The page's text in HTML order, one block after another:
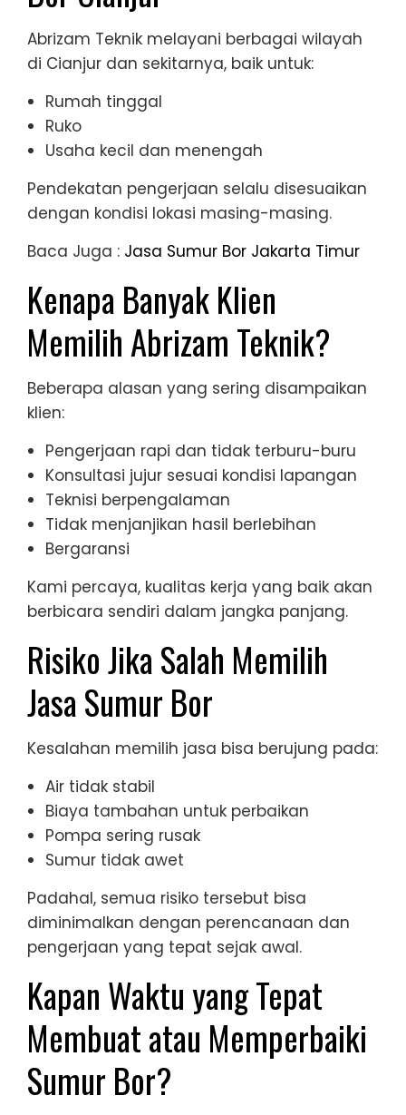
Abrizam Teknik melayani berbagai wilayah
di Cianjur dan sekitarnya, baik untuk:
Rumah tinggal
Ruko
Usaha kecil dan menengah
Pendekatan pengerjaan selalu disesuaikan
dengan kondisi lokasi masing-masing.
Baca Juga : Jasa Sumur Bor Jakarta Timur
Kenapa Banyak Klien
Memilih Abrizam Teknik?
Beberapa alasan yang sering disampaikan
klien:
Pengerjaan rapi dan tidak terburu-buru
Konsultasi jujur sesuai kondisi lapangan
Teknisi berpengalaman
Tidak menjanjikan hasil berlebihan
Bergaransi
Kami percaya, kualitas kerja yang baik akan
berbicara sendiri dalam jangka panjang.
Risiko Jika Salah Memilih
Jasa Sumur Bor
Kesalahan memilih jasa bisa berujung pada:
Air tidak stabil
Biaya tambahan untuk perbaikan
Pompa sering rusak
Sumur tidak awet
Padahal, semua risiko tersebut bisa
diminimalkan dengan perencanaan dan
pengerjaan yang tepat sejak awal.
Kapan Waktu yang Tepat
Membuat atau Memperbaiki
Sumur Bor?